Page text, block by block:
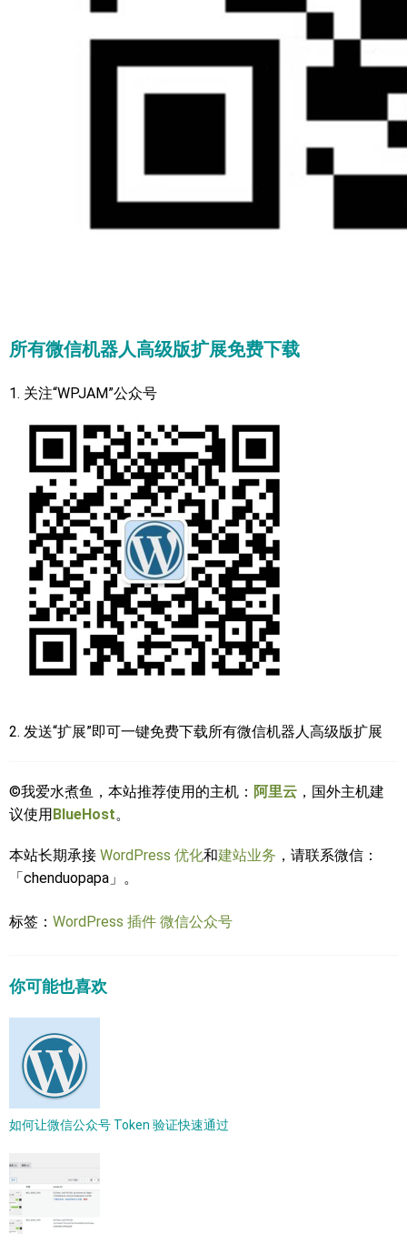
所有微信机器人高级版扩展免费下载
1. 关注“WPJAM”公众号
2. 发送“扩展”即可一键免费下载所有微信机器人高级版扩展
©我爱水煮鱼，本站推荐使用的主机： 阿里云 ，国外主机建
议使用BlueHost。
本站长期承接 WordPress 优化和建站业务 ，请联系微信：
「chenduopapa」。
标签： WordPress 插件 微信公众号
你可能也喜欢
如何让微信公众号 Token 验证快速通过